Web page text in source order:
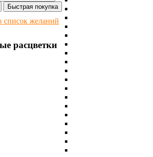
Быстрая покупка
список желаний
расцветки